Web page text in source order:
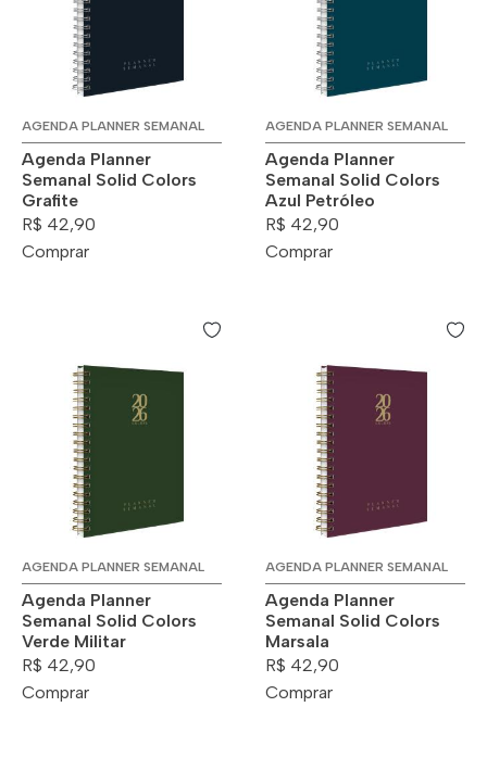
AGENDA PLANNER SEMANAL
Agenda Planner
Semanal Solid Colors
Grafite
R$ 42,90
Comprar
AGENDA PLANNER SEMANAL
Agenda Planner
Semanal Solid Colors
Azul Petróleo
R$ 42,90
Comprar
AGENDA PLANNER SEMANAL
Agenda Planner
Semanal Solid Colors
Verde Militar
R$ 42,90
Comprar
AGENDA PLANNER SEMANAL
Agenda Planner
Semanal Solid Colors
Marsala
R$ 42,90
Comprar